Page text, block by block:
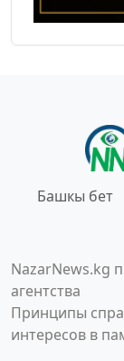
Башкы бет
NazarNews.kg
агентства
Принципы
интересов в